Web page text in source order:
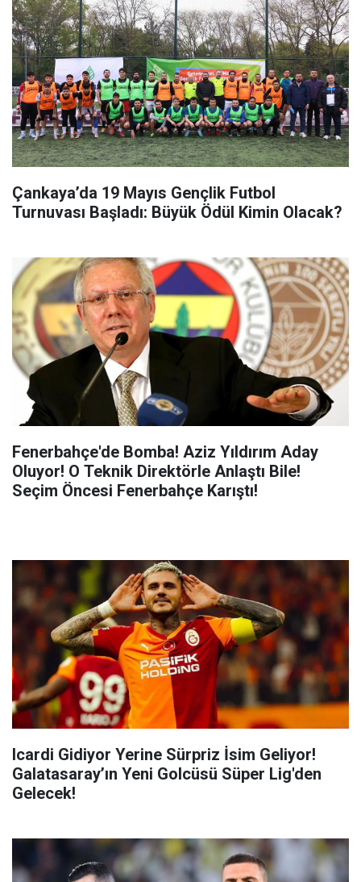
Çankaya’da 19 Mayıs Gençlik Futbol
Turnuvası Başladı: Büyük Ödül Kimin Olacak?
Fenerbahçe'de Bomba! Aziz Yıldırım Aday
Oluyor! O Teknik Direktörle Anlaştı Bile!
Seçim Öncesi Fenerbahçe Karıştı!
Icardi Gidiyor Yerine Sürpriz İsim Geliyor!
Galatasaray’ın Yeni Golcüsü Süper Lig'den
Gelecek!